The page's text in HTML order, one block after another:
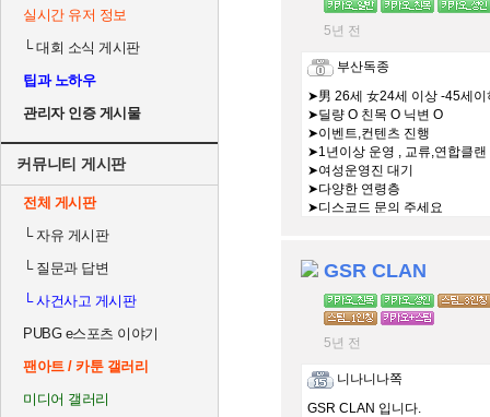
실시간 유저 정보
└대회 소식 게시판
팁과 노하우
관리자 인증 게시물
커뮤니티 게시판
전체 게시판
└자유 게시판
└질문과 답변
└사건사고 게시판
PUBG e스포츠 이야기
팬아트 / 카툰 갤러리
미디어 갤러리
5년 전
부산독종
➤男 26세 女24세 이상 -45세이
➤딜량 O 친목 O 닉변 O
➤이벤트,컨텐츠 진행
➤1년이상 운영 , 교류,연합클랜
➤여성운영진 대기
➤다양한 연령층
➤디스코드 문의 주세요
GSR CLAN
5년 전
니나니나쪽
GSR CLAN 입니다.